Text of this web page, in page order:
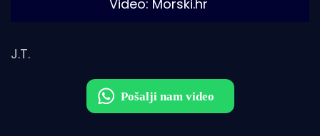
Video: Morski.hr
J.T.